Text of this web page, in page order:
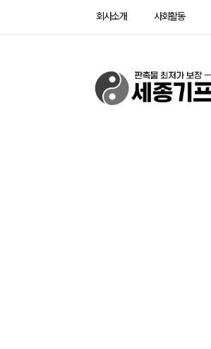
회사소개 사회활동